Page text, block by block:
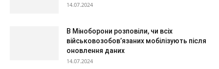
14.07.2024
В Міноборони розповіли, чи всіх
військовозобов’язаних мобілізують після
оновлення даних
14.07.2024